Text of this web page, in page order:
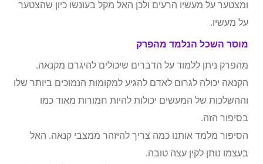
ומצטער על מעשיו הרעים ולכן האל מקל בעונשו כיון שהצטער
על מעשיו.
מוסר השכל הנלמד מהפרק
מהפרק ניתן ללמוד על הדברים שיכולים להיגרם מקנאה.
הקנאה יכולה לגרום לאדם להגיע למקומות הנמוכים ביותר שלו
וההשלכות של המעשים יכולות להיות חמורות מאוד כמו
בסיפור הזה.
הסיפור מלמד אותנו כמה צריך להיזהר ממצבי קנאה. האל
בעצמו נותן לקין עצה טובה.